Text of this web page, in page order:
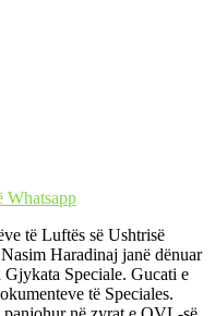
Whatsapp
të Luftës së Ushtrisë
Haradinaj janë dënuar
Speciale. Gucati e
të Speciales.